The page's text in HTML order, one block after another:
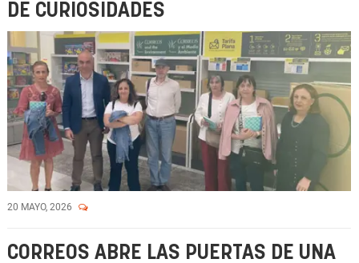
DE CURIOSIDADES
20 MAYO, 2026
CORREOS ABRE LAS PUERTAS DE UNA